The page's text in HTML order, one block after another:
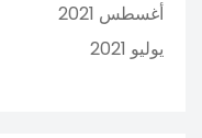
أغسطس 2021
يوليو 2021